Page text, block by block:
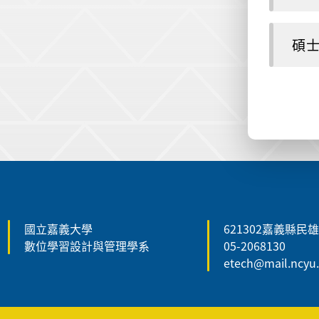
碩
國立嘉義大學
數位學習設計與管理學系
621302嘉義縣民
05-2068130